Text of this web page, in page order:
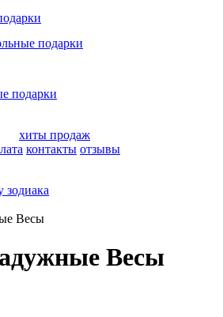
подарки
подарки
хиты продаж
контакты отзывы
зодиака
Весы
Весы